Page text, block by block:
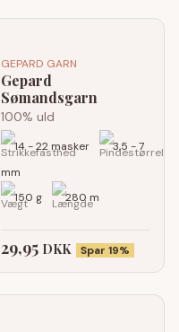
GEPARD GARN
Gepard
Sømandsgarn
100% uld
14 - 22 masker
3,5 - 7
mm
150 g
280 m
29,95 DKK Spar 19%